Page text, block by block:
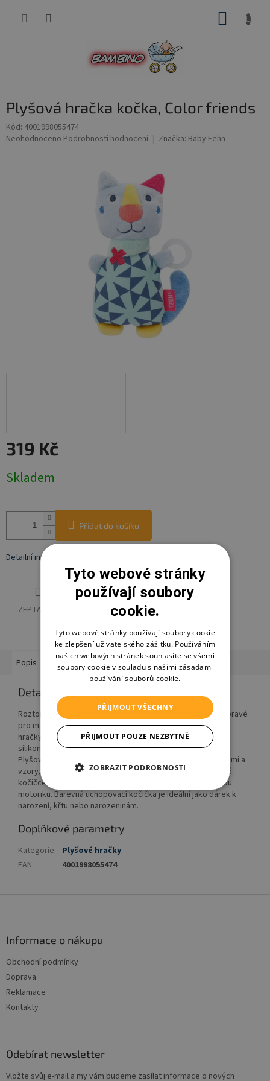
Plyšová hračka kočka, Color friends
Kód: 4001998055474
Průměrné
Neohodnoceno Podrobnosti hodnocení Značka: Baby Fehn
319 Kč
cena:
Skladem
Přidat do košíku
Detailní informace
ZEPTAT SE SDÍLET
Popis Hodnocení Diskuze Ostatní informace
Detailní popis produktu
Roztomilá plyšová kočička z kolekce COLOR Friends je to pravé
pro malé průzkumníky světa. Všechny praktické plyšové
hračky s rukojetí nebo bez ní lze připevnit na praktický
silikonový kroužek.
Plyšová hračka je tedy nejen krásná svými výraznými barvami a
vzory, ale také super praktická. Skrytá chrastítka v plyšové
kočičce podporuje sluch, uchopení a dotek dítěte a jemnou
motoriku. Barevná uchopovací kočička je ideální jako dárek k
narození, křtu nebo narozeninám.
Doplňkové parametry
Kategorie: Plyšové hračky
EAN: 4001998055474
Informace o nákupu
Obchodní podmínky
Doprava
Reklamace
Kontakty
Odebírat newsletter
Vložte svůj e-mail a my vám budeme zasílat informace o nových
Tyto webové stránky
používají soubory
cookie.
Tyto webové stránky používají soubory cookie
ke zlepšení uživatelského zážitku. Používáním
našich webových stránek souhlasíte se všemi
soubory cookie v souladu s našimi zásadami
používání souborů cookie.
PŘIJMOUT VŠECHNY
PŘIJMOUT POUZE NEZBYTNÉ
ZOBRAZIT PODROBNOSTI